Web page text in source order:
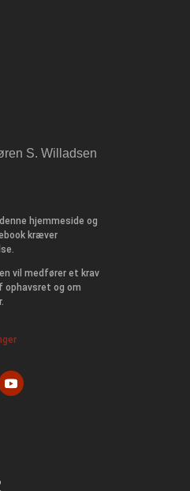
S. Willadsen
hjemmeside og
kræver
vil medfører et krav
ophavsret og om